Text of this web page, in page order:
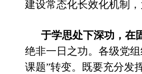
建设常态化长效化机制
于学思处下深功，在
绝非一日之功。各级党
课题”转变。既要充分发